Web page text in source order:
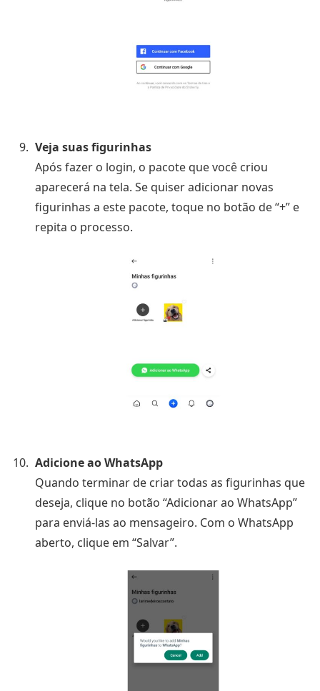
Veja suas figurinhas
Após fazer o login, o pacote que você criou
aparecerá na tela. Se quiser adicionar novas
figurinhas a este pacote, toque no botão de “+” e
repita o processo.
Adicione ao WhatsApp
Quando terminar de criar todas as figurinhas que
deseja, clique no botão “Adicionar ao WhatsApp”
para enviá-las ao mensageiro. Com o WhatsApp
aberto, clique em “Salvar”.